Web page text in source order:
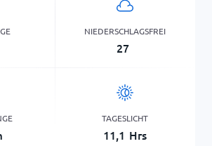
NIEDERSCHLAGSFREI
27
TAGESLICHT
11,1 Hrs